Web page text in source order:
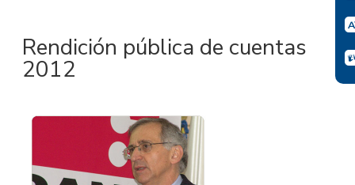
Rendición pública de cuentas
2012